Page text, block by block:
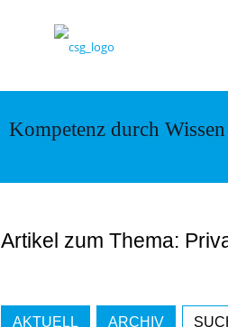
Kompetenz durch Wissen
Artikel zum Thema:
AKTUELL ARCHIV